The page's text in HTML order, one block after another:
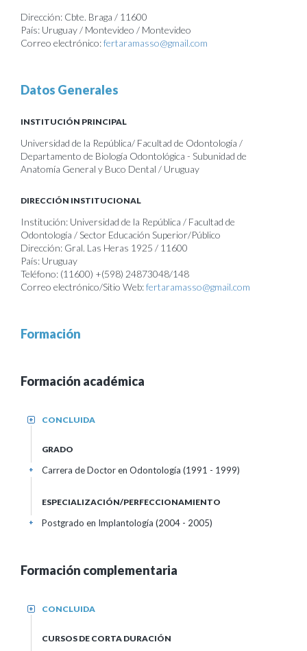
Dirección: Cbte. Braga / 11600
País: Uruguay / Montevideo / Montevideo
Correo electrónico:fertaramasso@gmail.com
Datos Generales
INSTITUCIÓN PRINCIPAL
Universidad de la República/ Facultad de Odontología /
Departamento de Biología Odontológica - Subunidad de
Anatomía General y Buco Dental / Uruguay
DIRECCIÓN INSTITUCIONAL
Institución: Universidad de la República / Facultad de
Odontología / Sector Educación Superior/Público
Dirección: Gral. Las Heras 1925 / 11600
País: Uruguay
Teléfono: (11600) +(598) 24873048/148
Correo electrónico/Sitio Web:fertaramasso@gmail.com
Formación
Formación académica
CONCLUIDA
+
GRADO
Carrera de Doctor en Odontología (1991 - 1999)
+
ESPECIALIZACIÓN/PERFECCIONAMIENTO
Postgrado en Implantología (2004 - 2005)
+
Formación complementaria
CONCLUIDA
+
CURSOS DE CORTA DURACIÓN